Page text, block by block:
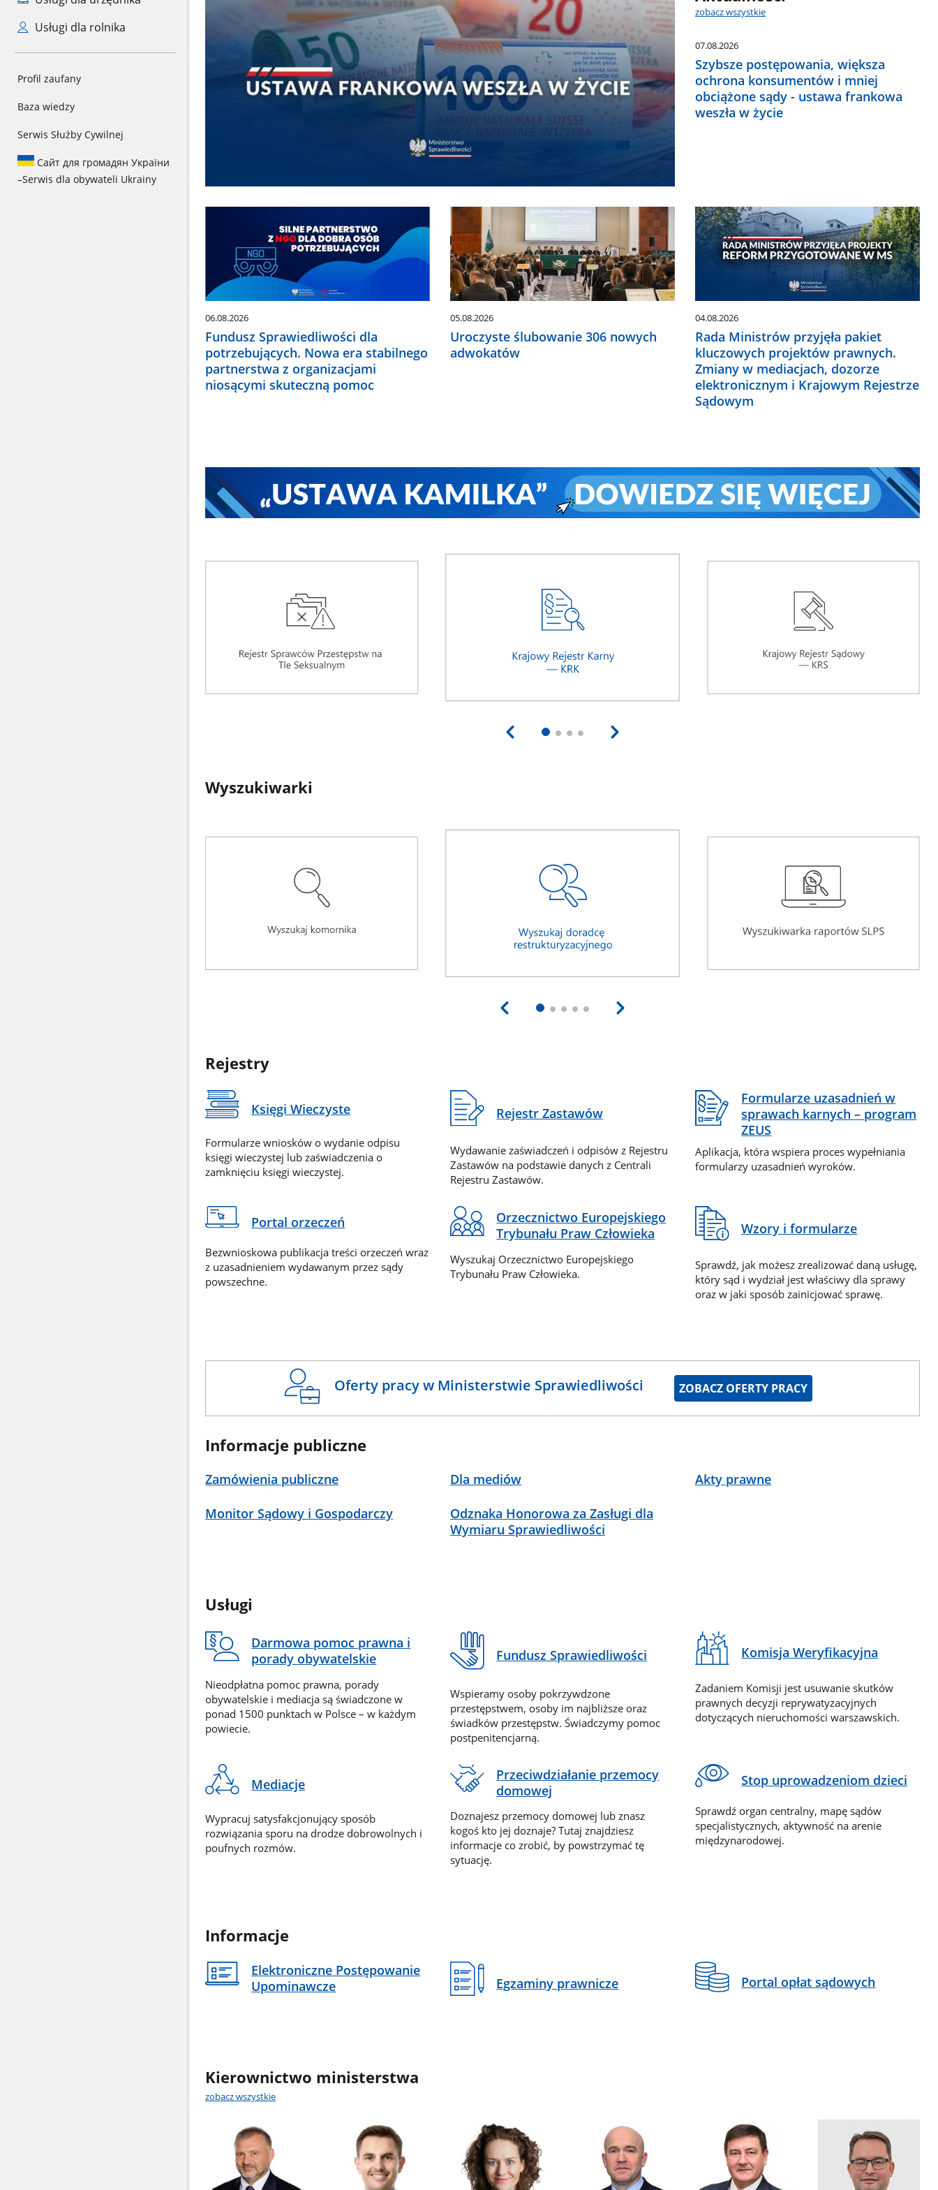
Usługi dla rolnika
Profil zaufany
Baza wiedzy
Serwis Służby Cywilnej
Сайт для громадян України
–Serwis dla obywateli Ukrainy
zobacz wszystkie
07.08.2026
Szybsze postępowania, większa
ochrona konsumentów i mniej
obciążone sądy - ustawa frankowa
weszła w życie
06.08.2026
Fundusz Sprawiedliwości dla
potrzebujących. Nowa era stabilnego
partnerstwa z organizacjami
niosącymi skuteczną pomoc
05.08.2026
Uroczyste ślubowanie 306 nowych
adwokatów
04.08.2026
Rada Ministrów przyjęła pakiet
kluczowych projektów prawnych.
Zmiany w mediacjach, dozorze
elektronicznym i Krajowym Rejestrze
Sądowym
Wyszukiwarki
Rejestry
Księgi Wieczyste
Formularze wniosków o wydanie odpisu
księgi wieczystej lub zaświadczenia o
zamknięciu księgi wieczystej.
Rejestr Zastawów
Wydawanie zaświadczeń i odpisów z Rejestru
Zastawów na podstawie danych z Centrali
Rejestru Zastawów.
Formularze uzasadnień w
sprawach karnych – program
ZEUS
Aplikacja, która wspiera proces wypełniania
formularzy uzasadnień wyroków.
Portal orzeczeń
Bezwnioskowa publikacja treści orzeczeń wraz
z uzasadnieniem wydawanym przez sądy
powszechne.
Orzecznictwo Europejskiego
Trybunału Praw Człowieka
Wyszukaj Orzecznictwo Europejskiego
Trybunału Praw Człowieka.
Wzory i formularze
Sprawdź, jak możesz zrealizować daną usługę,
który sąd i wydział jest właściwy dla sprawy
oraz w jaki sposób zainicjować sprawę.
Oferty pracy w Ministerstwie Sprawiedliwości ZOBACZ OFERTY PRACY
Informacje publiczne
Zamówienia publiczne Dla mediów Akty prawne
Monitor Sądowy i Gospodarczy
Odznaka Honorowa za Zasługi dla
Wymiaru Sprawiedliwości
Usługi
Darmowa pomoc prawna i
porady obywatelskie
Nieodpłatna pomoc prawna, porady
obywatelskie i mediacja są świadczone w
ponad 1500 punktach w Polsce – w każdym
powiecie.
Fundusz Sprawiedliwości
Wspieramy osoby pokrzywdzone
przestępstwem, osoby im najbliższe oraz
świadków przestępstw. Świadczymy pomoc
postpenitencjarną.
Komisja Weryfikacyjna
Zadaniem Komisji jest usuwanie skutków
prawnych decyzji reprywatyzacyjnych
dotyczących nieruchomości warszawskich.
Mediacje
Wypracuj satysfakcjonujący sposób
rozwiązania sporu na drodze dobrowolnych i
poufnych rozmów.
Przeciwdziałanie przemocy
domowej
Doznajesz przemocy domowej lub znasz
kogoś kto jej doznaje? Tutaj znajdziesz
informacje co zrobić, by powstrzymać tę
sytuację.
Stop uprowadzeniom dzieci
Sprawdź organ centralny, mapę sądów
specjalistycznych, aktywność na arenie
międzynarodowej.
Informacje
Elektroniczne Postępowanie
Upominawcze
Egzaminy prawnicze Portal opłat sądowych
Kierownictwo ministerstwa
zobacz wszystkie